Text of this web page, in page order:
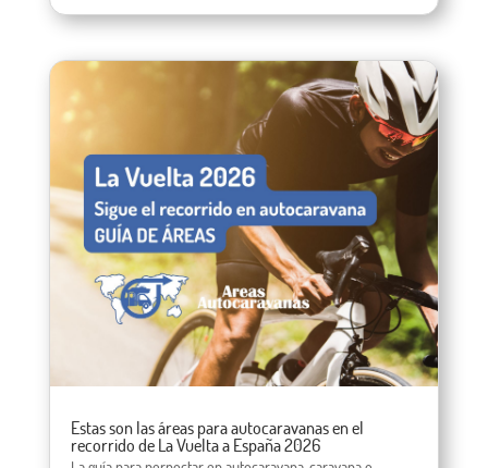
Estas son las áreas para autocaravanas en el
recorrido de La Vuelta a España 2026